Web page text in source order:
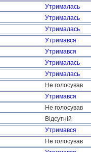
Утрималась
Утрималась
Утрималась
Утримався
Утримався
Утрималась
Утрималась
Не голосував
Утримався
Не голосував
Відсутній
Утримався
Не голосував